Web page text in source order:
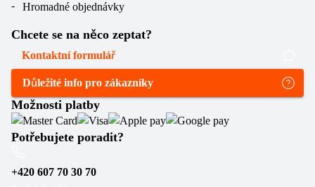
Hromadné objednávky
Chcete se na něco zeptat?
Kontaktní formulář
Důležité info pro zákazníky
Možnosti platby
Potřebujete poradit?
+420 607 70 30 70